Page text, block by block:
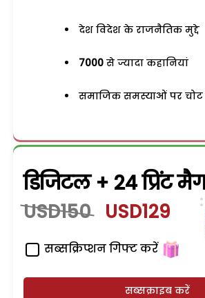
देश विदेश के राजनैतिक मुद्दे
7000 से ज्यादा कहानियां
समाजिक समस्याओं पर
डिजिटल + 24 प्रिंट
USD150 USD129
सब्सक्रिप्शन गिफ्ट करें
सब्सक्राइब करें